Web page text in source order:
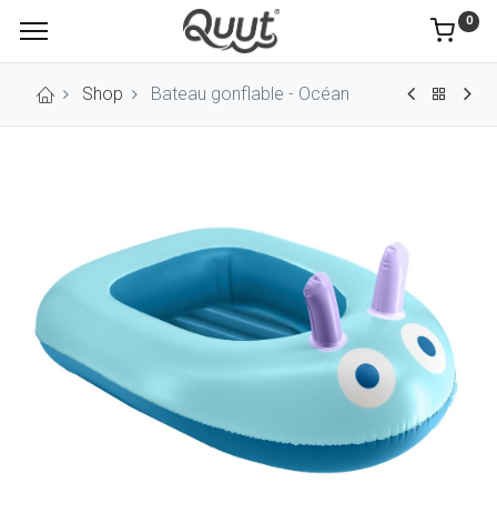
0
Shop Bateau gonflable - Océan